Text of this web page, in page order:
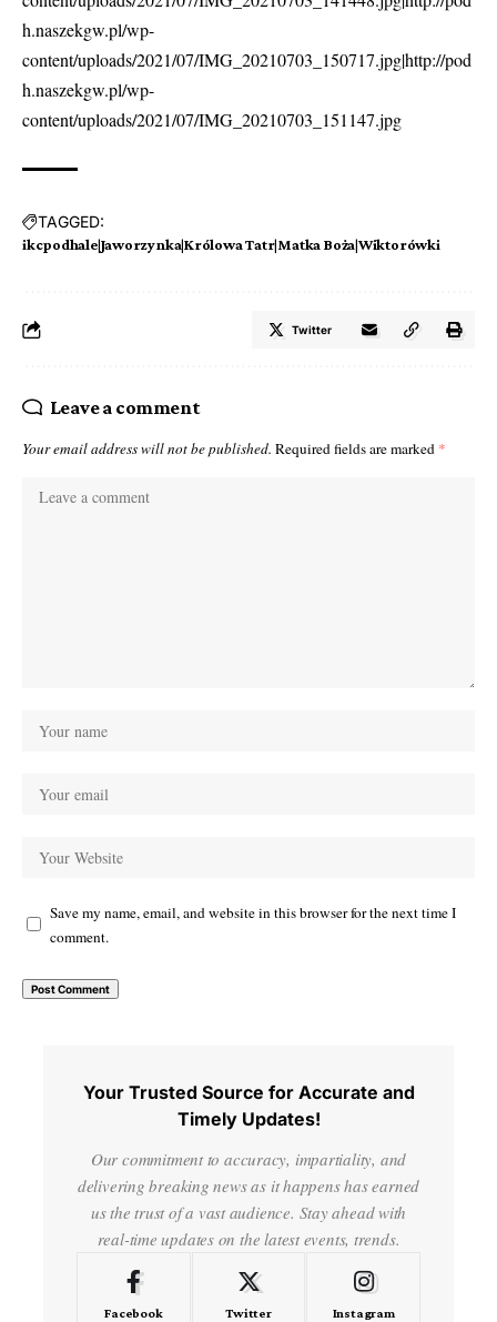
h.naszekgw.pl/wp-
content/uploads/2021/07/IMG_20210703_150717.jpg|http://pod
h.naszekgw.pl/wp-
content/uploads/2021/07/IMG_20210703_151147.jpg
TAGGED:
ikcpodhale|Jaworzynka|Królowa Tatr|Matka Boża|Wiktorówki
Twitter
Leave a comment
Your email address will not be published. Required fields are marked *
Save my name, email, and website in this browser for the next time I
comment.
Your Trusted Source for Accurate and
Timely Updates!
Our commitment to accuracy, impartiality, and
delivering breaking news as it happens has earned
us the trust of a vast audience. Stay ahead with
real-time updates on the latest events, trends.
Facebook Twitter Instagram